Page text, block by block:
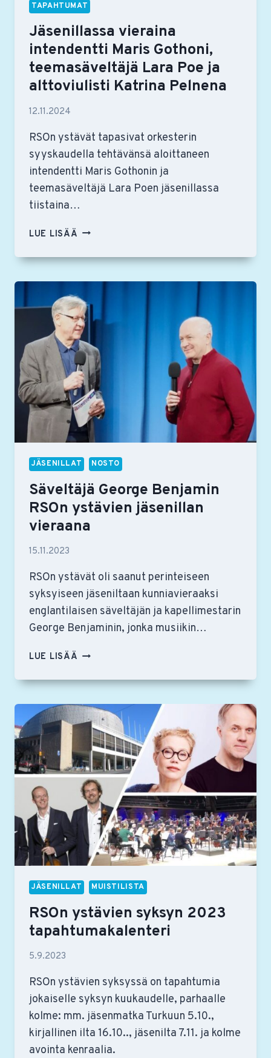
TAPAHTUMAT
Jäsenillassa vieraina
intendentti Maris Gothoni,
teemasäveltäjä Lara Poe ja
alttoviulisti Katrina Pelnena
12.11.2024
RSOn ystävät tapasivat orkesterin
syyskaudella tehtävänsä aloittaneen
intendentti Maris Gothonin ja
teemasäveltäjä Lara Poen jäsenillassa
tiistaina…
LUE LISÄÄ JÄSENILLASSA
INTENDENTTI
TEEMASÄVELTÄJÄ
LARA
POE
JA
ALTTOVIULISTI
KATRINA
PELNENA
JÄSENILLAT NOSTO
Säveltäjä George Benjamin
RSOn ystävien jäsenillan
vieraana
15.11.2023
RSOn ystävät oli saanut perinteiseen
syksyiseen jäseniltaan kunniavieraaksi
englantilaisen säveltäjän ja kapellimestarin
George Benjaminin, jonka musiikin…
LUE LISÄÄ SÄVELTÄJÄ
BENJAMIN
YSTÄVIEN
JÄSENILLAN
VIERAANA
JÄSENILLAT MUISTILISTA
RSOn ystävien syksyn 2023
tapahtumakalenteri
5.9.2023
RSOn ystävien syksyssä on tapahtumia
jokaiselle syksyn kuukaudelle, parhaalle
kolme: mm. jäsenmatka Turkuun 5.10.,
kirjallinen ilta 16.10.., jäsenilta 7.11. ja kolme
avointa kenraalia.